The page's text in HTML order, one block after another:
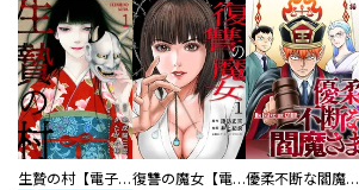
生贄の村【電子単行本版】 復讐の魔女【電子単行本版】 優柔不断な閻魔さま